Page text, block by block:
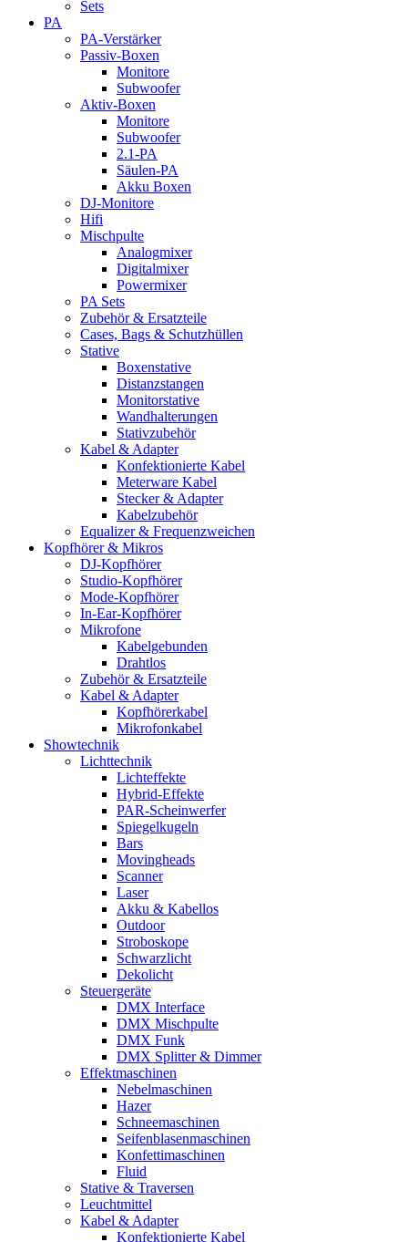
Sets
PA
PA-Verstärker
Passiv-Boxen
Monitore
Subwoofer
Aktiv-Boxen
Monitore
Subwoofer
2.1-PA
Säulen-PA
Akku Boxen
DJ-Monitore
Hifi
Mischpulte
Analogmixer
Digitalmixer
Powermixer
PA Sets
Zubehör & Ersatzteile
Cases, Bags & Schutzhüllen
Stative
Boxenstative
Distanzstangen
Monitorstative
Wandhalterungen
Stativzubehör
Kabel & Adapter
Konfektionierte Kabel
Meterware Kabel
Stecker & Adapter
Kabelzubehör
Equalizer & Frequenzweichen
Kopfhörer & Mikros
DJ-Kopfhörer
Studio-Kopfhörer
Mode-Kopfhörer
In-Ear-Kopfhörer
Mikrofone
Kabelgebunden
Drahtlos
Zubehör & Ersatzteile
Kabel & Adapter
Kopfhörerkabel
Mikrofonkabel
Showtechnik
Lichttechnik
Lichteffekte
Hybrid-Effekte
PAR-Scheinwerfer
Spiegelkugeln
Bars
Movingheads
Scanner
Laser
Akku & Kabellos
Outdoor
Stroboskope
Schwarzlicht
Dekolicht
Steuergeräte
DMX Interface
DMX Mischpulte
DMX Funk
DMX Splitter & Dimmer
Effektmaschinen
Nebelmaschinen
Hazer
Schneemaschinen
Seifenblasenmaschinen
Konfettimaschinen
Fluid
Stative & Traversen
Leuchtmittel
Kabel & Adapter
Konfektionierte Kabel